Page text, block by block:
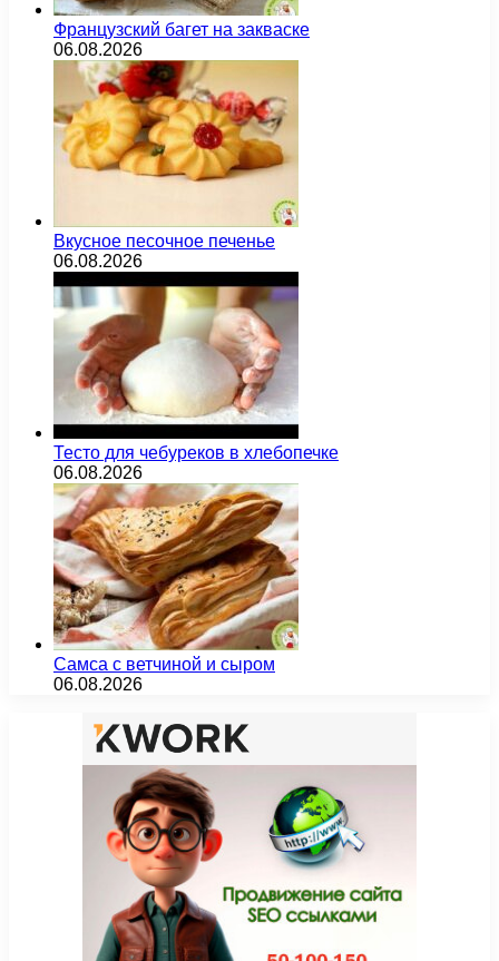
Французский багет на закваске
06.08.2026
Вкусное песочное печенье
06.08.2026
Тесто для чебуреков в хлебопечке
06.08.2026
Самса с ветчиной и сыром
06.08.2026